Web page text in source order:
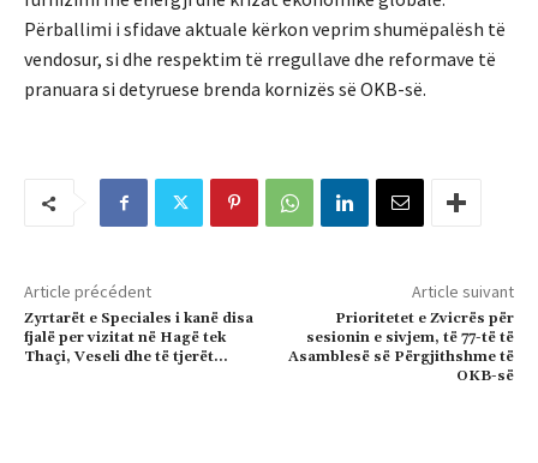
Përballimi i sfidave aktuale kërkon veprim shumëpalësh të
vendosur, si dhe respektim të rregullave dhe reformave të
pranuara si detyruese brenda kornizës së OKB-së.
Article précédent
Zyrtarët e Speciales i kanë disa
fjalë per vizitat në Hagë tek
Thaçi, Veseli dhe të tjerët…
Article suivant
Prioritetet e Zvicrës për
sesionin e sivjem, të 77-të të
Asamblesë së Përgjithshme të
OKB-së